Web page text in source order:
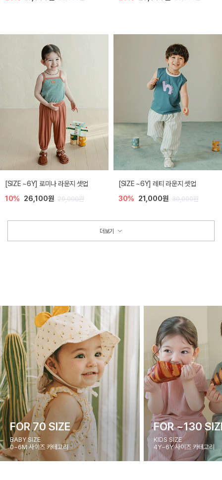
[SIZE ~6Y] 로미나 라운지 셋업
10% 26,100원 29,000원
[SIZE ~6Y] 레티 라운지 셋업
30% 21,000원 30,000원
더보기
FOR 70 SIZE
BABY SIZE
0~6M 사이즈 카테고리
FOR ~130
KIDS SIZE
4Y~6Y 사이즈 카테고리